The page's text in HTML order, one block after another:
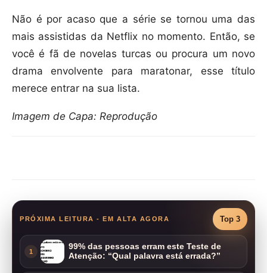
Não é por acaso que a série se tornou uma das
mais assistidas da Netflix no momento. Então, se
você é fã de novelas turcas ou procura um novo
drama envolvente para maratonar, esse título
merece entrar na sua lista.
Imagem de Capa: Reprodução
PRÓXIMA LEITURA - EM ALTA AGORA Top 3
1
99% das pessoas erram este Teste de
Atenção: “Qual palavra está errada?”